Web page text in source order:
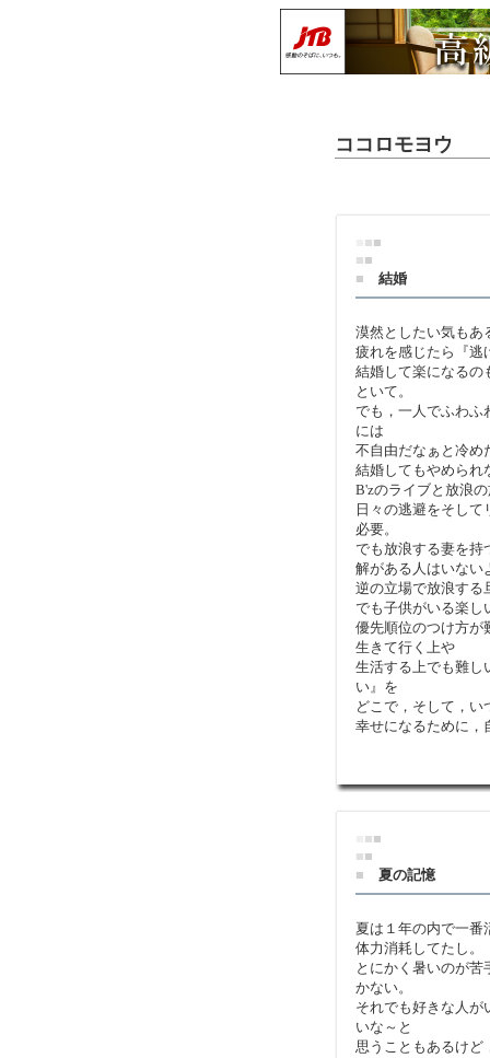
ココロモヨウ
■■
■■
■
結婚
漠然としたい気もあ
疲れを感じたら『逃
結婚して楽になるの
といて。
でも，一人でふわふ
には
不自由だなぁと冷め
結婚してもやめられ
B'zのライブと放浪
日々の逃避をそし
必要。
でも放浪する妻を持
解がある人はいない
逆の立場で放浪する
でも子供がいる楽し
優先順位のつけ方が
生きて行く上や
生活する上でも難し
い』を
どこで，そして，い
幸せになるために，
■■
■■
■
夏の記憶
夏は１年の内で一番
体力消耗してたし。
とにかく暑いのが
かない。
それでも好きな人が
いな～と
思うこともあるけど